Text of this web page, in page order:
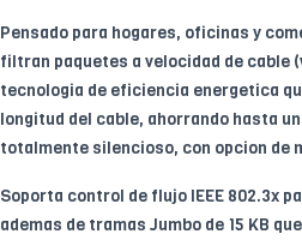
Pensado para hogares, oficinas y
filtran paquetes a velocidad de cable
tecnologia de eficiencia energetica
longitud del cable, ahorrando hasta
totalmente silencioso, con opcion de
Soporta control de flujo IEEE 802.3x
ademas de tramas Jumbo de 15 KB